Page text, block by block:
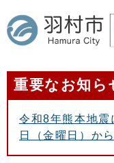
重要なお知ら
令和8年熊本地震
日（金曜日）か